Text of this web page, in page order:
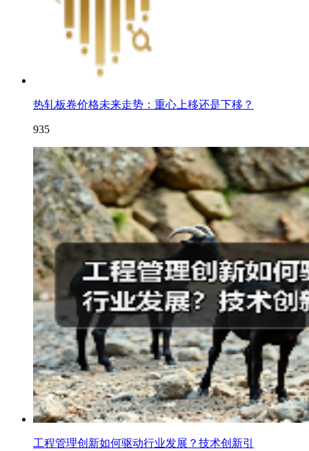
热轧板卷价格未来走势：重心上移还是下移？
935
工程管理创新如何驱动行业发展？技术创新引